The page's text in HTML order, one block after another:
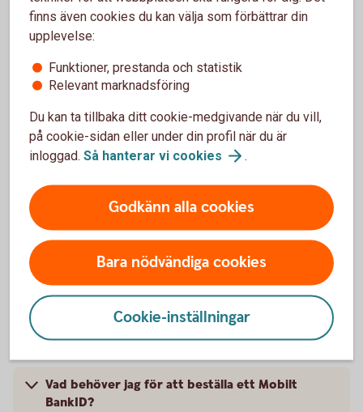
Säkerhet och BankID
Använd aldrig BankID om någon oväntat
kontaktar dig
Läs alltid texten innan du loggar in eller
Kontrollera vem eller vilket företag du
identifierar dig för
Vad är din avsikt – Logga in, signera en
När du betalar eller signerar – kontrollera till
vilken mottagare
Mobilt BankID – vanliga frågor och
svar
Vad behöver jag för att beställa ett Mobilt
BankID?
finns även cookies du kan välja som förbättrar din
upplevelse:
Funktioner, prestanda och statistik
Relevant marknadsföring
Du kan ta tillbaka ditt cookie-medgivande när du vill,
på cookie-sidan eller under din profil när du är
inloggad. Så hanterar vi cookies .
Godkänn alla cookies
Bara nödvändiga cookies
Cookie-inställningar